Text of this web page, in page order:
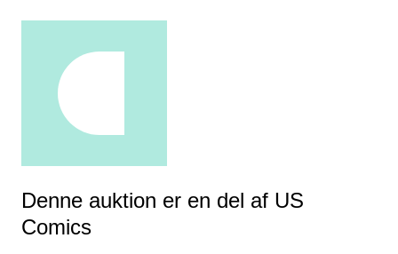
Denne auktion er en del af US
Comics